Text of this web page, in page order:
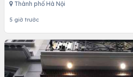
Thành phố Hà Nội
5 giờ trước